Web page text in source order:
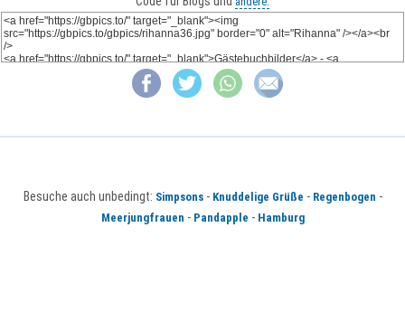
Besuche auch unbedingt: Simpsons- Knuddelige Grüße - Regenbogen -
Meerjungfrauen - Pandapple - Hamburg